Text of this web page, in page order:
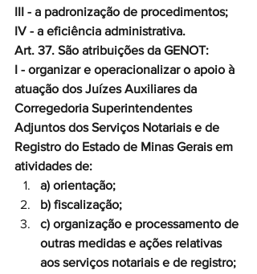
III - a padronização de procedimentos;
IV - a eficiência administrativa.
Art. 37. São atribuições da GENOT:
I - organizar e operacionalizar o apoio à
atuação dos Juízes Auxiliares da
Corregedoria Superintendentes
Adjuntos dos Serviços Notariais e de
Registro do Estado de Minas Gerais em
atividades de:
a) orientação;
b) fiscalização;
c) organização e processamento de
outras medidas e ações relativas
aos serviços notariais e de registro;